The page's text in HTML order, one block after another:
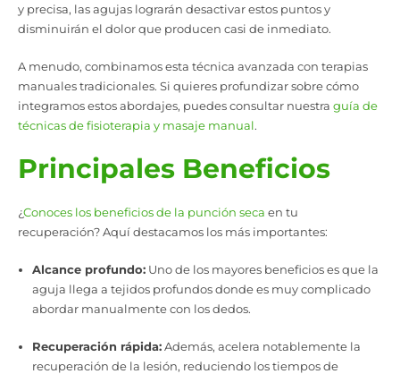
y precisa, las agujas lograrán desactivar estos puntos y
disminuirán el dolor que producen casi de inmediato.
A menudo, combinamos esta técnica avanzada con terapias
manuales tradicionales. Si quieres profundizar sobre cómo
integramos estos abordajes, puedes consultar nuestra guía de
técnicas de fisioterapia y masaje manual.
Principales Beneficios
¿Conoces los beneficios de la punción seca en tu
recuperación? Aquí destacamos los más importantes:
Alcance profundo:Uno de los mayores beneficios es que la
aguja llega a tejidos profundos donde es muy complicado
abordar manualmente con los dedos.
Recuperación rápida:Además, acelera notablemente la
recuperación de la lesión, reduciendo los tiempos de